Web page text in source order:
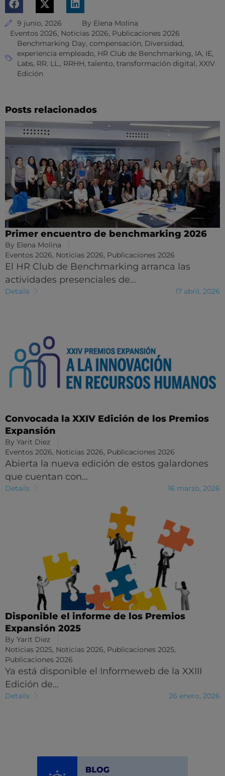
9 junio, 2026 By Elena Molina
Eventos 2026, Noticias 2026, Publicaciones 2026
Benchmarking Day, compensación, Diversidad,
experiencia empleado, HR Club de Benchmarking, IA, IE,
Labs, RR. LL., RRHH, talento, transformación digital, XXIV
Edición
Posts relacionados
Primer encuentro de benchmarking 2026
By Elena Molina
Eventos 2026, Noticias 2026, Publicaciones 2026
El HR Club de Benchmarking arranca las
actividades presenciales de…
Details 17 abril, 2026
Convocada la XXIV Edición de los Premios
Expansión
By Yarit Diez
Eventos 2026, Noticias 2026, Publicaciones 2026
Abierta la nueva edición de estos galardones
que cuentan con…
Details 16 marzo, 2026
Disponible el informe de los Premios
Expansión 2025
By Yarit Diez
Noticias 2025, Noticias 2026, Publicaciones 2025,
Publicaciones 2026
Ya está disponible el Informeweb de la XXIII
Edición de…
Details 26 enero, 2026